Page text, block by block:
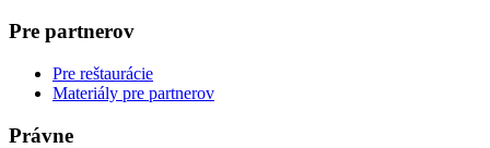
Pre partnerov
Pre reštaurácie
Materiály pre partnerov
Právne